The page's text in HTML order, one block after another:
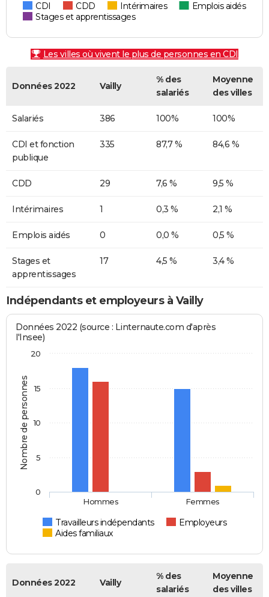
CDI CDD Intérimaires
Emplois aidés
Stages et apprentissages
Les villes où vivent le plus de personnes en CDI
Données 2022 Vailly
% des
salariés
Moyenne
des villes
Salariés 386 100% 100%
CDI et fonction
publique
335 87,7 % 84,6 %
CDD 29 7,6 % 9,5 %
Intérimaires 1 0,3 % 2,1 %
Emplois aidés 0 0,0 % 0,5 %
Stages et
apprentissages
17 4,5 % 3,4 %
Indépendants et employeurs à Vailly
Nombre de personnes
Données 2022 (source : Linternaute.com d'après
l'Insee)
Travailleurs indépendants
Employeurs
Aides familiaux
Hommes Femmes
0
5
10
15
20
Données 2022 Vailly
% des
salariés
Moyenne
des villes